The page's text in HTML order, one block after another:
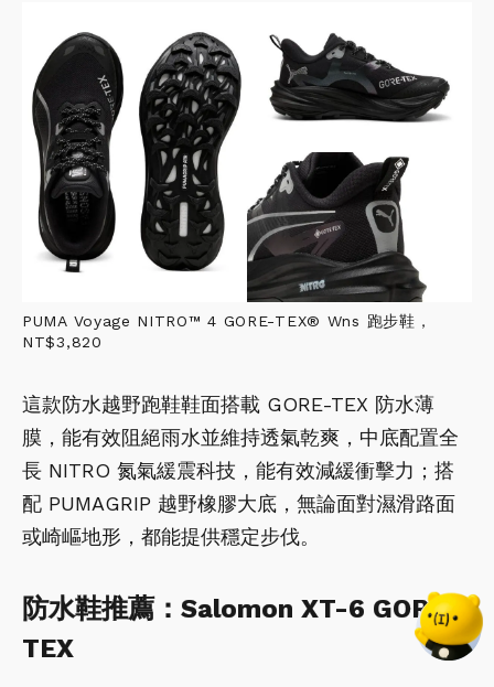
PUMA Voyage NITRO™ 4 GORE-TEX® Wns 跑步鞋，
NT$3,820
這款防水越野跑鞋鞋面搭載 GORE-TEX 防水薄
膜，能有效阻絕雨水並維持透氣乾爽，中底配置全
長 NITRO 氮氣緩震科技，能有效減緩衝擊力；搭
配 PUMAGRIP 越野橡膠大底，無論面對濕滑路面
或崎嶇地形，都能提供穩定步伐。
防水鞋推薦：Salomon XT-6 GORE-
TEX